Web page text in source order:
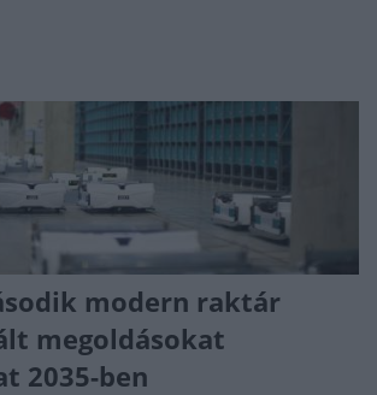
modern raktár
megoldásokat
2035-ben